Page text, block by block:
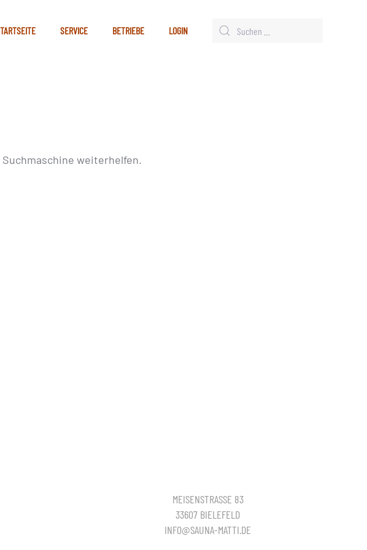
SERVICE BETRIEBE LOGIN
weiterhelfen.
MEISENSTRASSE 83
33607 BIELEFELD
INFO@SAUNA-MATTI.DE